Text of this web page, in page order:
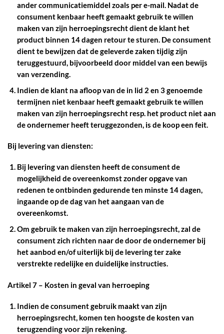
ander communicatiemiddel zoals per e-mail. Nadat de
consument kenbaar heeft gemaakt gebruik te willen
maken van zijn herroepingsrecht dient de klant het
product binnen 14 dagen retour te sturen. De consument
dient te bewijzen dat de geleverde zaken tijdig zijn
teruggestuurd, bijvoorbeeld door middel van een bewijs
van verzending.
Indien de klant na afloop van de in lid 2 en 3 genoemde
termijnen niet kenbaar heeft gemaakt gebruik te willen
maken van zijn herroepingsrecht resp. het product niet aan
de ondernemer heeft teruggezonden, is de koop een feit.
Bij levering van diensten:
Bij levering van diensten heeft de consument de
mogelijkheid de overeenkomst zonder opgave van
redenen te ontbinden gedurende ten minste 14 dagen,
ingaande op de dag van het aangaan van de
overeenkomst.
Om gebruik te maken van zijn herroepingsrecht, zal de
consument zich richten naar de door de ondernemer bij
het aanbod en/of uiterlijk bij de levering ter zake
verstrekte redelijke en duidelijke instructies.
Artikel 7 – Kosten in geval van herroeping
Indien de consument gebruik maakt van zijn
herroepingsrecht, komen ten hoogste de kosten van
terugzending voor zijn rekening.